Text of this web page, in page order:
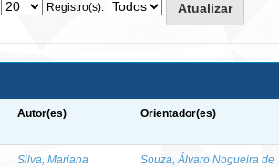
Registro(s):
Autor(es) Orientador(es)
Silva, Mariana
Souza, Álvaro Nogueira de